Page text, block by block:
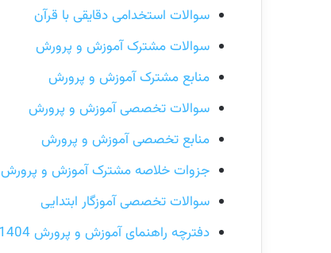
سوالات استخدامی دقایقی با قرآن
سوالات مشترک آموزش و پرورش
منابع مشترک آموزش و پرورش
سوالات تخصصی آموزش و پرورش
منابع تخصصی آموزش و پرورش
جزوات خلاصه مشترک آموزش و پرورش
سوالات تخصصی آموزگار ابتدایی
دفترچه راهنمای آموزش و پرورش 1404